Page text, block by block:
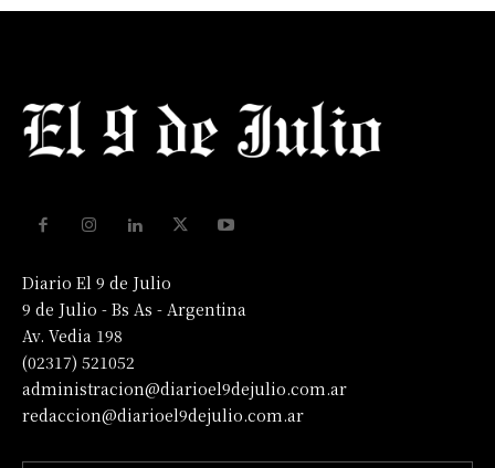
Diario El 9 de Julio
9 de Julio - Bs As - Argentina
Av. Vedia 198
(02317) 521052
administracion@diarioel9dejulio.com.ar
redaccion@diarioel9dejulio.com.ar